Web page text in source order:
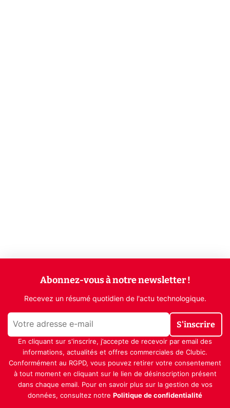
Abonnez-vous à notre newsletter !
Recevez un résumé quotidien de l'actu technologique.
S'inscrire
En cliquant sur s'inscrire, j’accepte de recevoir par email des
informations, actualités et offres commerciales de Clubic.
Conformément au RGPD, vous pouvez retirer votre consentement
à tout moment en cliquant sur le lien de désinscription présent
dans chaque email. Pour en savoir plus sur la gestion de vos
données, consultez notre Politique de confidentialité